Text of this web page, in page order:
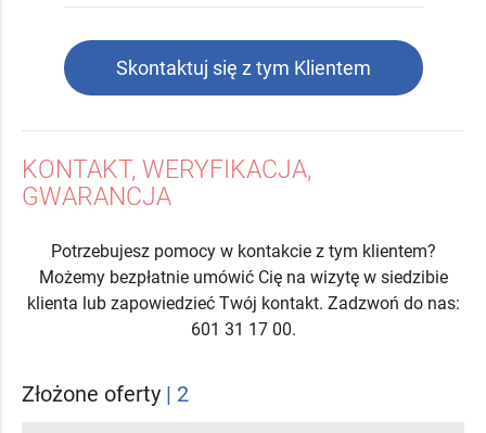
Skontaktuj się z tym Klientem
KONTAKT, WERYFIKACJA,
GWARANCJA
Potrzebujesz pomocy w kontakcie z tym klientem?
Możemy bezpłatnie umówić Cię na wizytę w siedzibie
klienta lub zapowiedzieć Twój kontakt. Zadzwoń do nas:
601 31 17 00.
Złożone oferty | 2